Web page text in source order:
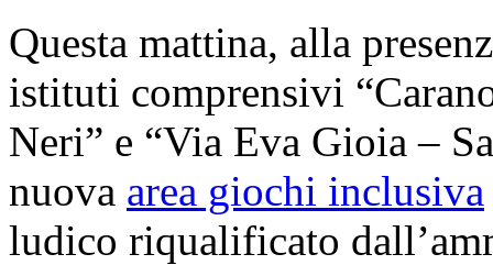
Questa mattina, alla
istituti comprensivi
Neri” e “Via Eva Gioia –
nuova area giochi inclusiva
ludico riqualificato